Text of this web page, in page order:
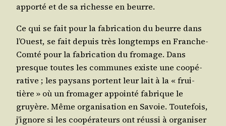
appor­té et de sa richesse en beurre.
Ce qui se fait pour la fabri­ca­tion du beurre dans
l’Ouest, se fait depuis très long­temps en Franche-
Com­té pour la fabri­ca­tion du fro­mage. Dans
presque toutes les com­munes existe une coopé­
ra­tive ; les pay­sans portent leur lait à la « frui­
tière » où un fro­ma­ger appoin­té fabrique le
gruyère. Même orga­ni­sa­tion en Savoie. Tou­te­fois,
j’i­gnore si les coopé­ra­teurs ont réus­si à orga­ni­ser